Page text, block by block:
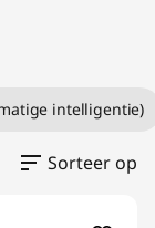
intelligentie)
Sorteer op